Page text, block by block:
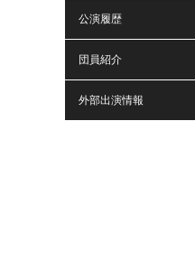
公演履歴
団員紹介
外部出演情報